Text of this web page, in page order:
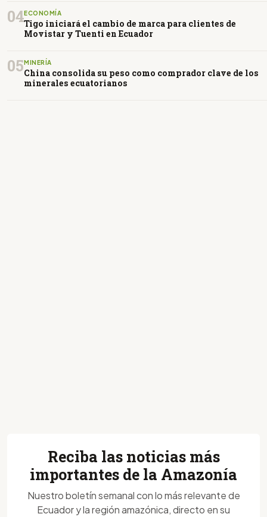
04ECONOMÍA
Tigo iniciará el cambio de marca para clientes de
Movistar y Tuenti en Ecuador
05 MINERÍA
China consolida su peso como comprador clave de los
minerales ecuatorianos
Reciba las noticias más
importantes de la Amazonía
Nuestro boletín semanal con lo más relevante de
Ecuador y la región amazónica, directo en su